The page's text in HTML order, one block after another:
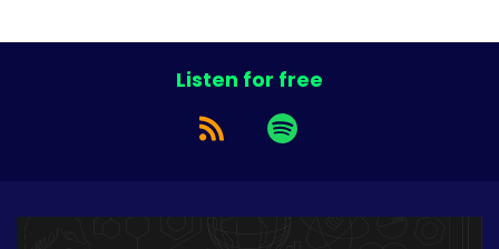
Listen for free